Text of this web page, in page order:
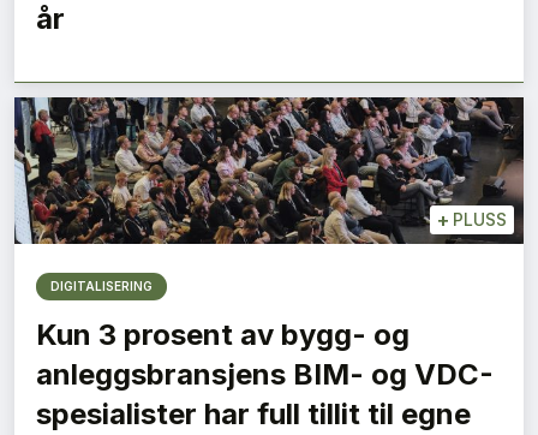
år
+ PLUSS
DIGITALISERING
Kun 3 prosent av bygg- og
anleggsbransjens BIM- og VDC-
spesialister har full tillit til egne